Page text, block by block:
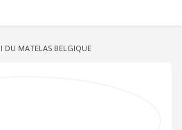
DU MATELAS BELGIQUE